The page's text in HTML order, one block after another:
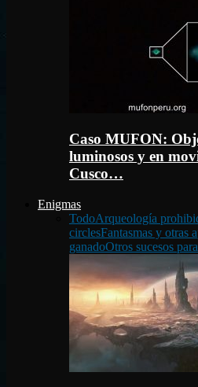
Caso MUFON:
luminosos y en
Cusco…
Enigmas
TodoArqueología
circlesFantasmas y otras
ganadoOtros sucesos